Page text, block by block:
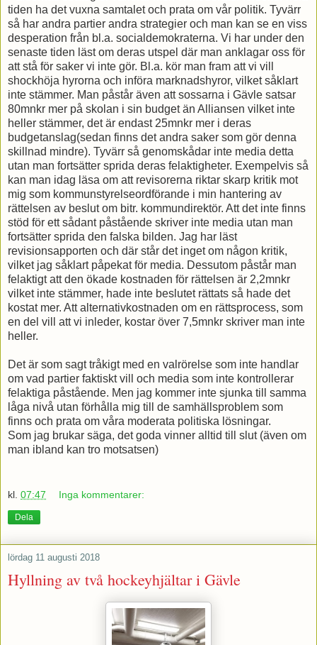
tiden ha det vuxna samtalet och prata om vår politik. Tyvärr
så har andra partier andra strategier och man kan se en viss
desperation från bl.a. socialdemokraterna. Vi har under den
senaste tiden läst om deras utspel där man anklagar oss för
att stå för saker vi inte gör. Bl.a. kör man fram att vi vill
shockhöja hyrorna och införa marknadshyror, vilket såklart
inte stämmer. Man påstår även att sossarna i Gävle satsar
80mnkr mer på skolan i sin budget än Alliansen vilket inte
heller stämmer, det är endast 25mnkr mer i deras
budgetanslag(sedan finns det andra saker som gör denna
skillnad mindre). Tyvärr så genomskådar inte media detta
utan man fortsätter sprida deras felaktigheter. Exempelvis så
kan man idag läsa om att revisorerna riktar skarp kritik mot
mig som kommunstyrelseordförande i min hantering av
rättelsen av beslut om bitr. kommundirektör. Att det inte finns
stöd för ett sådant påstående skriver inte media utan man
fortsätter sprida den falska bilden. Jag har läst
revisionsapporten och där står det inget om någon kritik,
vilket jag såklart påpekat för media. Dessutom påstår man
felaktigt att den ökade kostnaden för rättelsen är 2,2mnkr
vilket inte stämmer, hade inte beslutet rättats så hade det
kostat mer. Att alternativkostnaden om en rättsprocess, som
en del vill att vi inleder, kostar över 7,5mnkr skriver man inte
heller.
Det är som sagt tråkigt med en valrörelse som inte handlar
om vad partier faktiskt vill och media som inte kontrollerar
felaktiga påstående. Men jag kommer inte sjunka till samma
låga nivå utan förhålla mig till de samhällsproblem som
finns och prata om våra moderata politiska lösningar.
Som jag brukar säga, det goda vinner alltid till slut (även om
man ibland kan tro motsatsen)
kl. 07:47 Inga kommentarer:
Dela
lördag 11 augusti 2018
Hyllning av två hockeyhjältar i Gävle